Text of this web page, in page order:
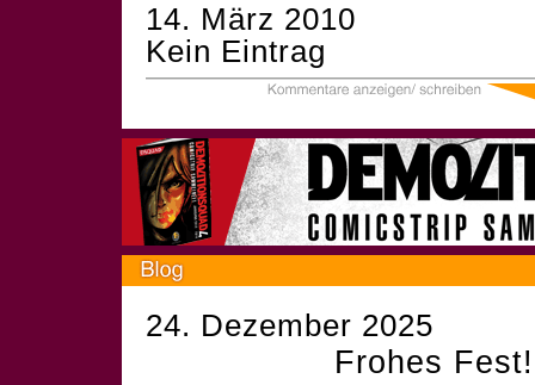
14. März 2010
Kein Eintrag
24. Dezember 2025
Frohes Fest!